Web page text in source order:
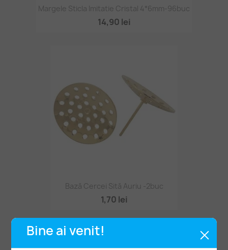
Bine ai venit!
Margele Sticla Imitatie Cristal 4*6mm-96buc
14,90 lei
Bază Cercei Sită Auriu -2buc
1,70 lei